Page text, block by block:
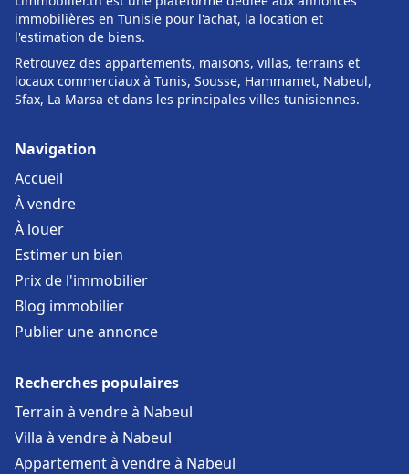
immobilières en Tunisie pour l'achat, la location et
l'estimation de biens.
Retrouvez des appartements, maisons, villas, terrains et
locaux commerciaux à Tunis, Sousse, Hammamet, Nabeul,
Sfax, La Marsa et dans les principales villes tunisiennes.
Navigation
Accueil
À vendre
À louer
Estimer un bien
Prix de l'immobilier
Blog immobilier
Publier une annonce
Recherches populaires
Terrain à vendre à Nabeul
Villa à vendre à Nabeul
Appartement à vendre à Nabeul